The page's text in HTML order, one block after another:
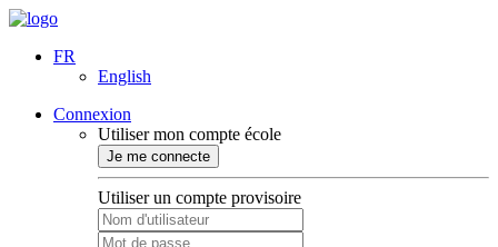
FR
English
Connexion
Utiliser mon compte école
Je me connecte
Utiliser un compte provisoire